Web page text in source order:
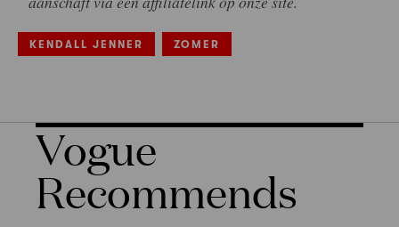
KENDALL JENNER ZOMER
Vogue
Recommends